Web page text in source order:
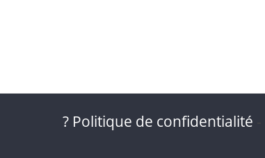
? Politique de confidentialité